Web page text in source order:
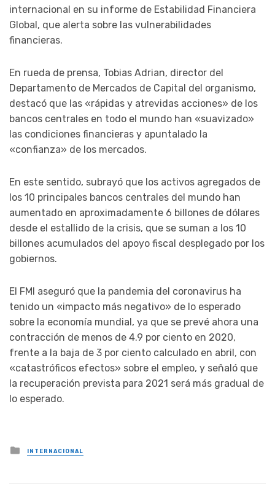
internacional en su informe de Estabilidad Financiera
Global, que alerta sobre las vulnerabilidades
financieras.
En rueda de prensa, Tobias Adrian, director del
Departamento de Mercados de Capital del organismo,
destacó que las «rápidas y atrevidas acciones» de los
bancos centrales en todo el mundo han «suavizado»
las condiciones financieras y apuntalado la
«confianza» de los mercados.
En este sentido, subrayó que los activos agregados de
los 10 principales bancos centrales del mundo han
aumentado en aproximadamente 6 billones de dólares
desde el estallido de la crisis, que se suman a los 10
billones acumulados del apoyo fiscal desplegado por los
gobiernos.
El FMI aseguró que la pandemia del coronavirus ha
tenido un «impacto más negativo» de lo esperado
sobre la economía mundial, ya que se prevé ahora una
contracción de menos de 4.9 por ciento en 2020,
frente a la baja de 3 por ciento calculado en abril, con
«catastróficos efectos» sobre el empleo, y señaló que
la recuperación prevista para 2021 será más gradual de
lo esperado.
Posted
in
INTERNACIONAL